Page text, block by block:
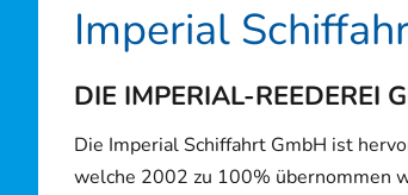
Imperial
DIE IMPERIAL-REEDEREI
Die Imperial Schiffahrt GmbH ist
welche 2002 zu 100% übernommen